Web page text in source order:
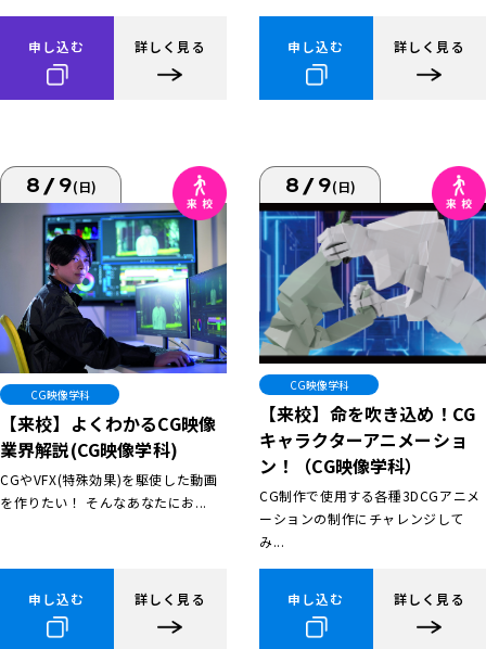
申し込む 詳しく見る 申し込む 詳しく見る
8/9(日)
CG映像学科
【来校】よくわかるCG映像
業界解説(CG映像学科)
CGやVFX(特殊効果)を駆使した動画
を作りたい！ そんなあなたにお...
申し込む 詳しく見る
8/9(日)
CG映像学科
【来校】命を吹き込め！CG
キャラクターアニメーショ
ン！（CG映像学科）
CG制作で使用する各種3DCGアニメ
ーションの制作にチャレンジして
み...
申し込む 詳しく見る